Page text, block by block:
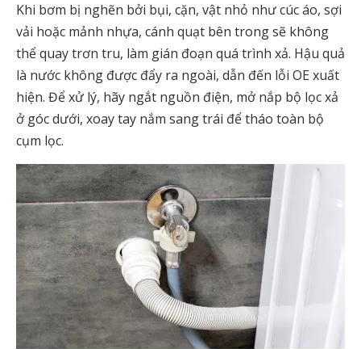
Khi bơm bị nghẽn bởi bụi, cặn, vật nhỏ như cúc áo, sợi
vải hoặc mảnh nhựa, cánh quạt bên trong sẽ không
thể quay trơn tru, làm gián đoạn quá trình xả. Hậu quả
là nước không được đẩy ra ngoài, dẫn đến lỗi OE xuất
hiện. Để xử lý, hãy ngắt nguồn điện, mở nắp bộ lọc xả
ở góc dưới, xoay tay nắm sang trái để tháo toàn bộ
cụm lọc.